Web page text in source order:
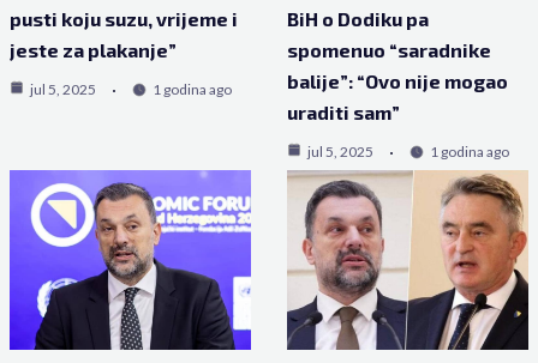
pusti koju suzu, vrijeme i
jeste za plakanje”
jul 5, 2025 1 godina ago
BiH o Dodiku pa
spomenuo “saradnike
balije”: “Ovo nije mogao
uraditi sam”
jul 5, 2025 1 godina ago